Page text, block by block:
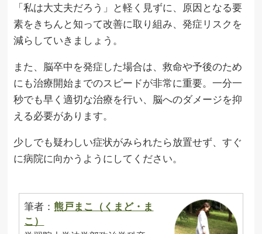
「私は大丈夫だろう」と軽く見ずに、原因となる要
素をきちんと知って改善に取り組み、発症リスクを
減らしていきましょう。
また、脳卒中を発症した場合は、救命や予後のため
にも治療開始までのスピードが非常に重要。一分一
秒でも早く適切な治療を行い、脳へのダメージを抑
える必要があります。
少しでも疑わしい症状がみられたら放置せず、すぐ
に病院に向かうようにしてください。
筆者：熊戸まこ（くまど・ま
こ）